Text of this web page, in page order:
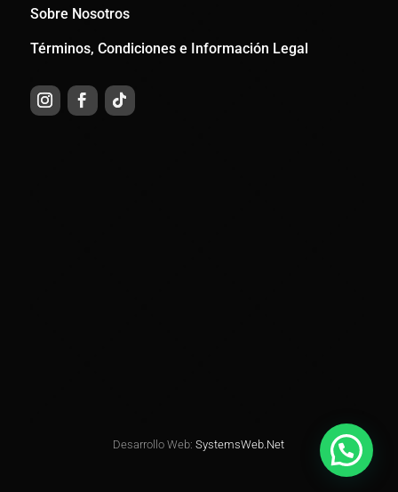
Sobre Nosotros
Términos, Condiciones e Información Legal
Desarrollo Web: SystemsWeb.Net